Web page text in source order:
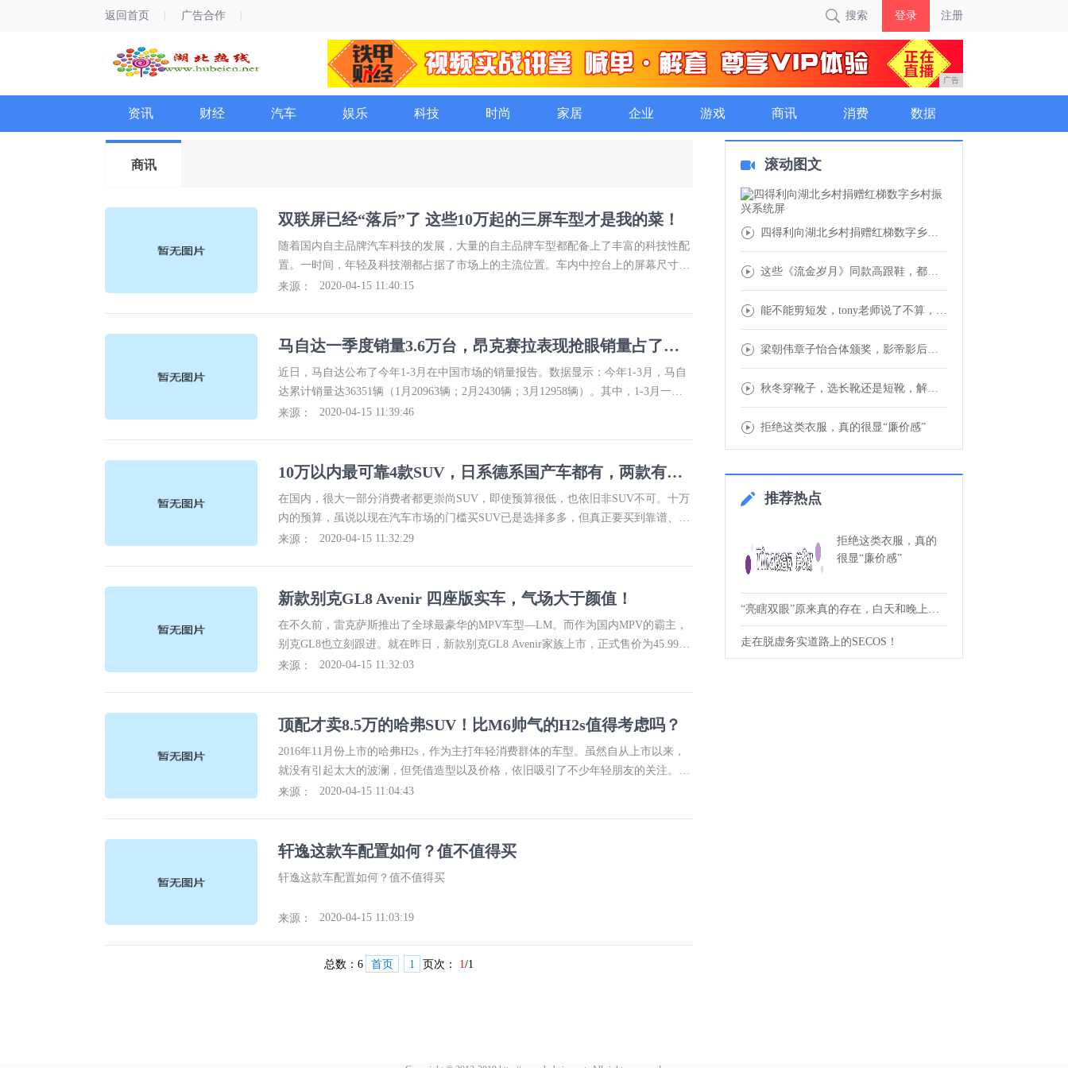
返回首页 广告合作 搜索 登录 注册
广告
资讯 财经 汽车 娱乐 科技 时尚 家居 企业 游戏 商讯 消费 数据
商讯
双联屏已经“落后”了 这些10万起的三屏车型才是我的菜！
随着国内自主品牌汽车科技的发展，大量的自主品牌车型都配备上了丰富的科技性配
置。一时间，年轻及科技潮都占据了市场上的主流位置。车内中控台上的屏幕尺寸也
越来越大，逐渐从大尺寸中控屏发展到与液晶仪表盘连在一起的双联屏设计，再发展
技”的潮流，还是能过一把“奥迪”瘾的。
来源： 2020-04-15 11:40:15
马自达一季度销量3.6万台，昂克赛拉表现抢眼销量占了近一半
近日，马自达公布了今年1-3月在中国市场的销量报告。数据显示：今年1-3月，马自
达累计销量达36351辆（1月20963辆；2月2430辆；3月12958辆）。其中，1-3月一汽
马自达累计销量为14106辆；长安马自达累计销量为22245辆。
来源： 2020-04-15 11:39:46
10万以内最可靠4款SUV，日系德系国产车都有，两款有自动驾驶辅助
在国内，很大一部分消费者都更崇尚SUV，即使预算很低，也依旧非SUV不可。十万
内的预算，虽说以现在汽车市场的门槛买SUV已是选择多多，但真正要买到靠谱、品
质上不用担心出问题的车型，还真不能随便乱来，今天就推荐几款可靠的十万级SUV
来源： 2020-04-15 11:32:29
新款别克GL8 Avenir 四座版实车，气场大于颜值！
在不久前，雷克萨斯推出了全球最豪华的MPV车型—LM。而作为国内MPV的霸主，
别克GL8也立刻跟进。就在昨日，新款别克GL8 Avenir家族上市，正式售价为45.99-
52.99万元。
来源： 2020-04-15 11:32:03
顶配才卖8.5万的哈弗SUV！比M6帅气的H2s值得考虑吗？
2016年11月份上市的哈弗H2s，作为主打年轻消费群体的车型。虽然自从上市以来，
就没有引起太大的波澜，但凭借造型以及价格，依旧吸引了不少年轻朋友的关注。尤
其是目前在售版本中，仅分为三个版本，入门起价7万，自动挡8万，且顶配8.5万元的
来源： 2020-04-15 11:04:43
轩逸这款车配置如何？值不值得买
轩逸这款车配置如何？值不值得买
来源： 2020-04-15 11:03:19
总数： 6 首页 1 页次： 1/1
滚动图文
四得利向湖北乡村捐赠红梯数字乡村振兴系统屏
这些《流金岁月》同款高跟鞋，都太高级精致了
能不能剪短发，tony老师说了不算，你得根
梁朝伟章子怡合体颁奖，影帝影后再次同框，掀
秋冬穿靴子，选长靴还是短靴，解析你的“腿型
拒绝这类衣服，真的很显“廉价感”
推荐热点
拒绝这类衣服，真的
很显“廉价感”
“亮瞎双眼”原来真的存在，白天和晚上如何
走在脱虚务实道路上的SECOS！